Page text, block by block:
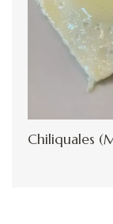
Chiliquales